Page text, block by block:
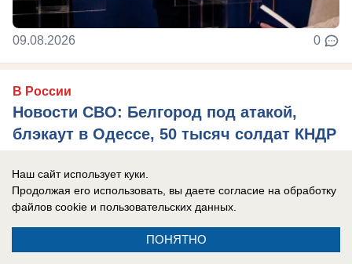
09.08.2026 0
В России
Новости СВО: Белгород под атакой,
блэкаут в Одессе, 50 тысяч солдат КНДР
Главные новости СВО на утро 9 августа 2026
года.
Наш сайт использует куки.
Продолжая его использовать, вы даете согласие на обработку
файлов cookie и пользовательских данных.
ПОНЯТНО